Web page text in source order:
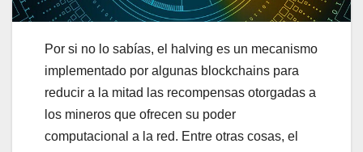
Por si no lo sabías, el halving es un mecanismo
implementado por algunas blockchains para
reducir a la mitad las recompensas otorgadas a
los mineros que ofrecen su poder
computacional a la red. Entre otras cosas, el